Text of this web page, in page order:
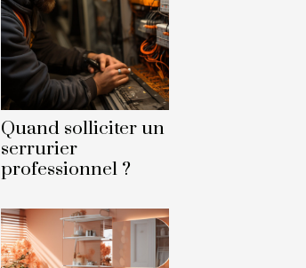
Quand solliciter un
serrurier
professionnel ?